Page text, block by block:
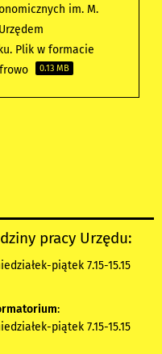
im. M.
Plik w formacie
0.13 MB
pracy Urzędu:
piątek 7.15-15.15
:
piątek 7.15-15.15